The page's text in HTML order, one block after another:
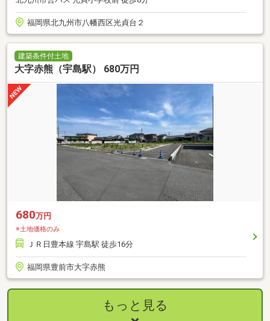
福岡県北九州市八幡西区光貞台２
建築条件付土地
大字赤熊（宇島駅） 680万円
680万円
※土地価格のみ
ＪＲ日豊本線 宇島駅 徒歩16分
福岡県豊前市大字赤熊
もっと見る